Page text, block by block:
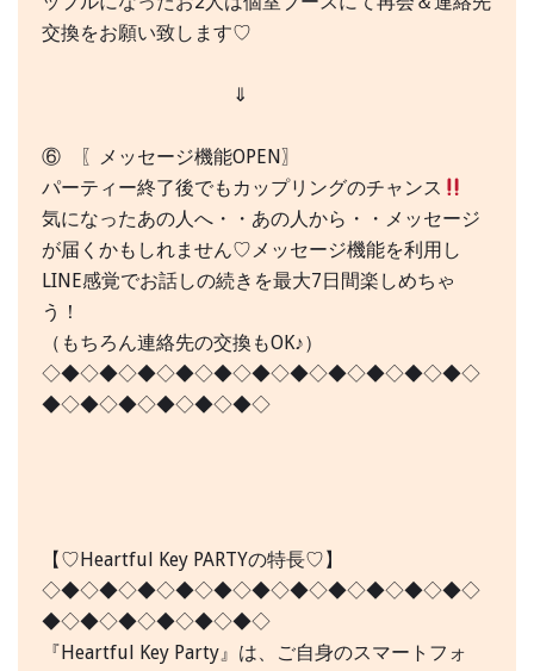
交換をお願い致します♡
⇓
⑥ 〖メッセージ機能OPEN〗
パーティー終了後でもカップリングのチャンス
気になったあの人へ・・あの人から・・メッセージ
が届くかもしれません♡メッセージ機能を利用し
LINE感覚でお話しの続きを最大7日間楽しめちゃ
う！
（もちろん連絡先の交換もOK♪）
◇◆◇◆◇◆◇◆◇◆◇◆◇◆◇◆◇◆◇◆◇◆◇
◆◇◆◇◆◇◆◇◆◇◆◇
【♡Heartful Key PARTYの特長♡】
◇◆◇◆◇◆◇◆◇◆◇◆◇◆◇◆◇◆◇◆◇◆◇
◆◇◆◇◆◇◆◇◆◇◆◇
『Heartful Key Party』は、ご自身のスマートフォ